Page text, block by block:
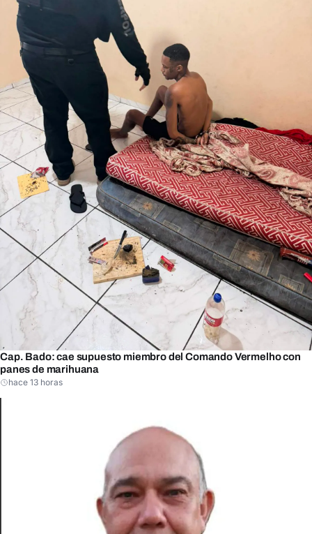
Cap. Bado: cae supuesto miembro del Comando Vermelho con
panes de marihuana
hace 13 horas